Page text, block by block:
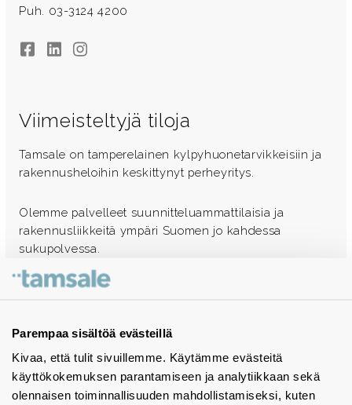
Parempaa sisältöä evästeillä
Kivaa, että tulit sivuillemme. Käytämme evästeitä
käyttökokemuksen parantamiseen ja analytiikkaan sekä
olennaisen toiminnallisuuden mahdollistamiseksi, kuten
Puh. 03-3124 4200
FacebookLinkedInInstagram
Viimeisteltyjä tiloja
Tamsale on tamperelainen kylpyhuonetarvikkeisiin ja
rakennusheloihin keskittynyt perheyritys.
Olemme palvelleet suunnitteluammattilaisia ja
rakennusliikkeitä ympäri Suomen jo kahdessa
sukupolvessa.
Ota yhteyttä - autamme mielellämme
Tuotekuvastot
Instagram
BIM-objektit